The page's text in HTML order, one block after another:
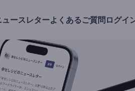
ースレターよくあるご質問ログイ